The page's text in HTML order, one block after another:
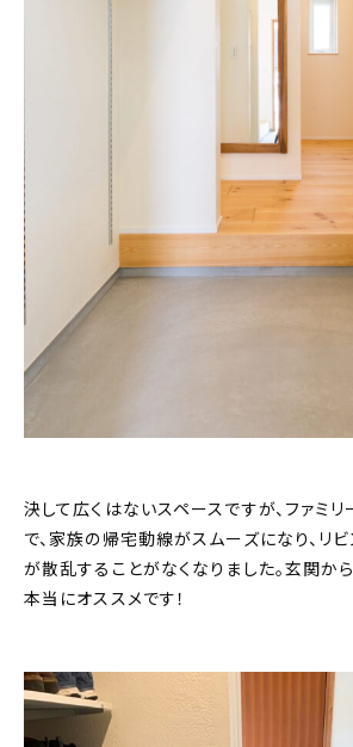
決して広くはないスペースですが、ファミ
で、家族の帰宅動線がスムーズになり、リ
が散乱することがなくなりました。玄関か
本当にオススメです！